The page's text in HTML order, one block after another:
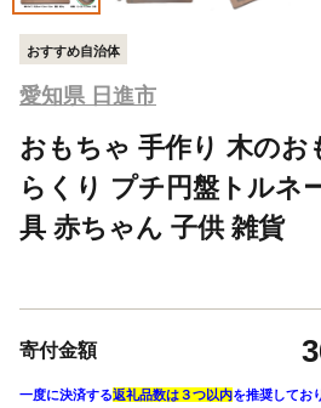
おすすめ自治体
愛知県 日進市
おもちゃ 手作り 木のお
らくり プチ円盤トルネ
具 赤ちゃん 子供 雑貨
寄付金額
一度に決済する返礼品数は３つ以内を推奨してお